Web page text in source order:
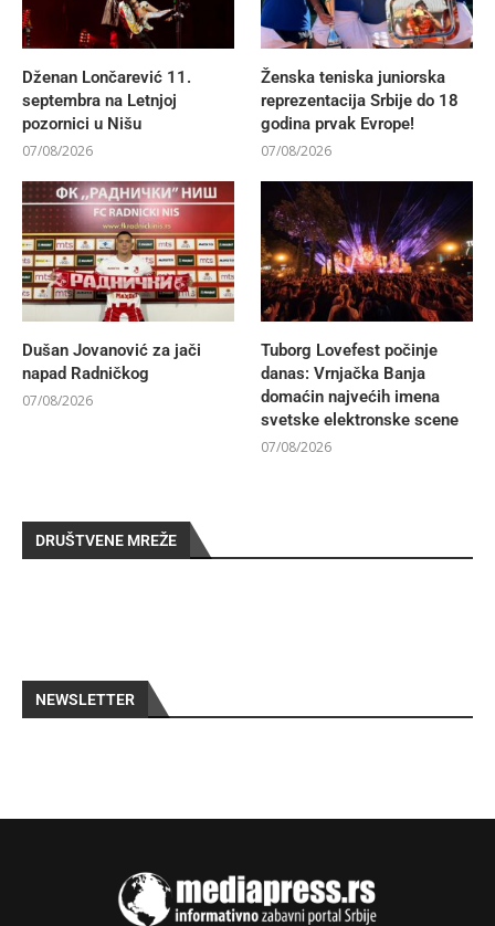
Dženan Lončarević 11.
septembra na Letnjoj
pozornici u Nišu
07/08/2026
Ženska teniska juniorska
reprezentacija Srbije do 18
godina prvak Evrope!
07/08/2026
Dušan Jovanović za jači
napad Radničkog
07/08/2026
Tuborg Lovefest počinje
danas: Vrnjačka Banja
domaćin najvećih imena
svetske elektronske scene
07/08/2026
DRUŠTVENE MREŽE
NEWSLETTER